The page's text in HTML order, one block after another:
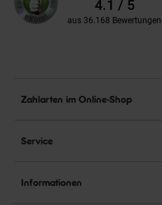
4.1 / 5
aus 36.168 Bewertungen
Zahlarten im Online-Shop
Service
Informationen